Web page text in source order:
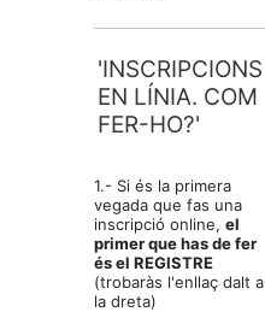
'INSCRIPCIONS
EN LÍNIA. COM
FER-HO?'
1.- Si és la primera
vegada que fas una
inscripció online, el
primer que has de fer
és el REGISTRE
(trobaràs l'enllaç dalt a
la dreta)